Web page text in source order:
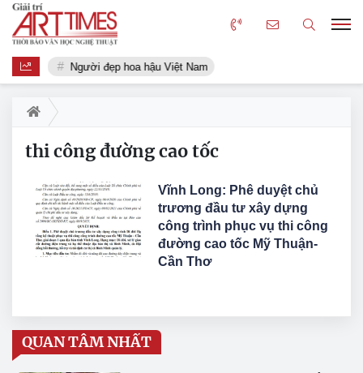
Người đẹp hoa hậu Việt Nam
thi công đường cao tốc
Vĩnh Long: Phê duyệt chủ
trương đầu tư xây dựng
công trình phục vụ thi công
đường cao tốc Mỹ Thuận-
Cần Thơ
QUAN TÂM NHẤT